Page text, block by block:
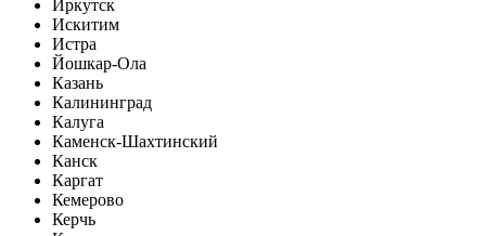
Иркутск
Искитим
Истра
Йошкар-Ола
Казань
Калининград
Калуга
Каменск-Шахтинский
Канск
Каргат
Кемерово
Керчь